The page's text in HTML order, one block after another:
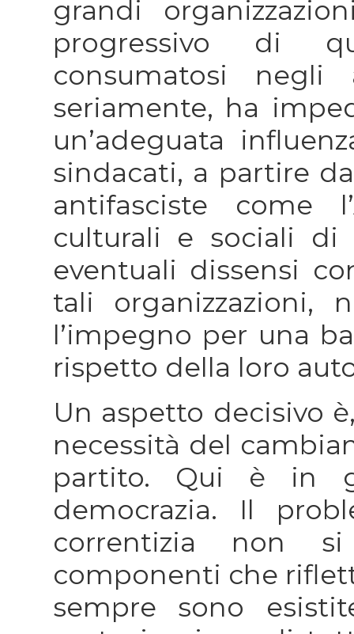
grandi
progressivo di
consumatosi
seriamente, ha
un’adeguata
sindacati, a partire
antifasciste come
culturali e sociali di
eventuali dissensi
tali organizzazioni,
l’impegno per una
rispetto della loro
Un aspetto decisivo
necessità del
partito. Qui è in
democrazia. Il
correntizia non
componenti che
sempre sono